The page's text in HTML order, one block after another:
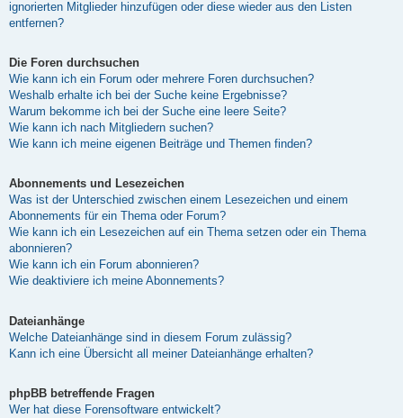
ignorierten Mitglieder hinzufügen oder diese wieder aus den Listen
entfernen?
Die Foren durchsuchen
Wie kann ich ein Forum oder mehrere Foren durchsuchen?
Weshalb erhalte ich bei der Suche keine Ergebnisse?
Warum bekomme ich bei der Suche eine leere Seite?
Wie kann ich nach Mitgliedern suchen?
Wie kann ich meine eigenen Beiträge und Themen finden?
Abonnements und Lesezeichen
Was ist der Unterschied zwischen einem Lesezeichen und einem
Abonnements für ein Thema oder Forum?
Wie kann ich ein Lesezeichen auf ein Thema setzen oder ein Thema
abonnieren?
Wie kann ich ein Forum abonnieren?
Wie deaktiviere ich meine Abonnements?
Dateianhänge
Welche Dateianhänge sind in diesem Forum zulässig?
Kann ich eine Übersicht all meiner Dateianhänge erhalten?
phpBB betreffende Fragen
Wer hat diese Forensoftware entwickelt?